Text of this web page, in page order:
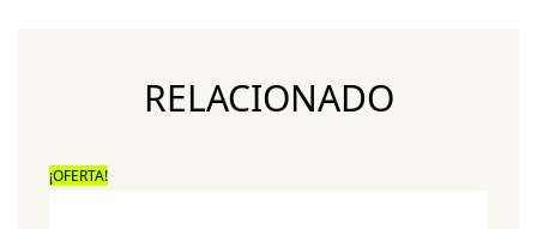
RELACIONADO
¡OFERTA!